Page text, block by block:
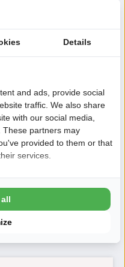
ieder wat wils.
van lokale
meer naar binnen
werkend
ontwikkeling. Het
en is het drukst
is het een rustige
van het
vereiste. Als je
bij ons goed. Wij
Details
and ads, provide social
traffic. We also share
with our social media,
These partners may
provided to them or that
services.